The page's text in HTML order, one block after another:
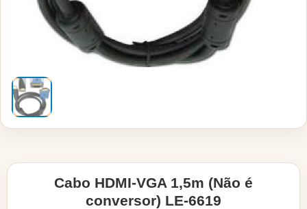
Cabo HDMI-VGA 1,5m (Não é
conversor) LE-6619